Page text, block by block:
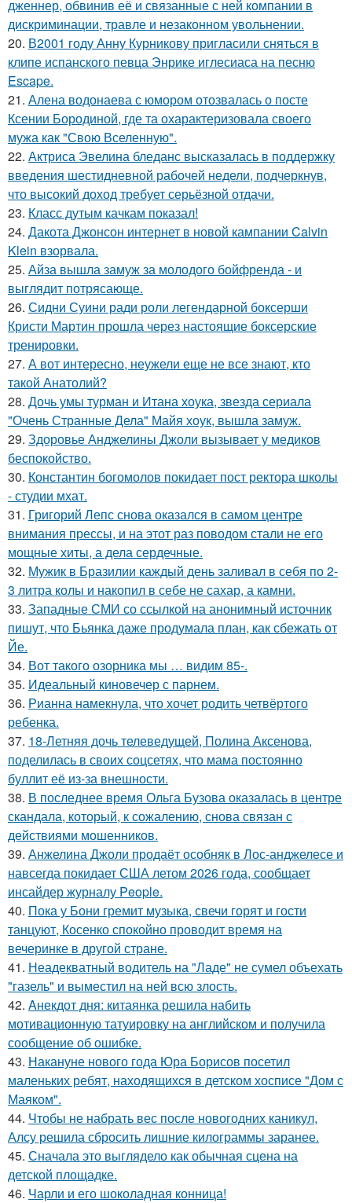
дженнер, обвинив её и связанные с ней компании в
дискриминации, травле и незаконном увольнении.
20. В2001 году Анну Курникову пригласили сняться в
клипе испанского певца Энрике иглесиаса на песню
Escape.
21. Алена водонаева с юмором отозвалась о посте
Ксении Бородиной, где та охарактеризовала своего
мужа как "Свою Вселенную".
22. Актриса Эвелина бледанс высказалась в поддержку
введения шестидневной рабочей недели, подчеркнув,
что высокий доход требует серьёзной отдачи.
23. Класс дутым качкам показал!
24. Дакота Джонсон интернет в новой кампании Calvin
Klein взорвала.
25. Айза вышла замуж за молодого бойфренда - и
выглядит потрясающе.
26. Сидни Суини ради роли легендарной боксерши
Кристи Мартин прошла через настоящие боксерские
тренировки.
27. А вот интересно, неужели еще не все знают, кто
такой Анатолий?
28. Дочь умы турман и Итана хоука, звезда сериала
"Очень Странные Дела" Майя хоук, вышла замуж.
29. Здоровье Анджелины Джоли вызывает у медиков
беспокойство.
30. Константин богомолов покидает пост ректора школы
- студии мхат.
31. Григорий Лепс снова оказался в самом центре
внимания прессы, и на этот раз поводом стали не его
мощные хиты, а дела сердечные.
32. Мужик в Бразилии каждый день заливал в себя по 2-
3 литра колы и накопил в себе не сахар, а камни.
33. Западные СМИ со ссылкой на анонимный источник
пишут, что Бьянка даже продумала план, как сбежать от
Йе.
34. Вот такого озорника мы … видим 85-.
35. Идеальный киновечер с парнем.
36. Рианна намекнула, что хочет родить четвёртого
ребенка.
37. 18-Летняя дочь телеведущей, Полина Аксенова,
поделилась в своих соцсетях, что мама постоянно
буллит её из-за внешности.
38. В последнее время Ольга Бузова оказалась в центре
скандала, который, к сожалению, снова связан с
действиями мошенников.
39. Анжелина Джоли продаёт особняк в Лос-анджелесе и
навсегда покидает США летом 2026 года, сообщает
инсайдер журналу People.
40. Пока у Бони гремит музыка, свечи горят и гости
танцуют, Косенко спокойно проводит время на
вечеринке в другой стране.
41. Неадекватный водитель на "Ладе" не сумел объехать
"газель" и выместил на ней всю злость.
42. Aнекдот дня: китаянка решила набить
мотивационную татуировку на английском и получила
сообщение об ошибке.
43. Накануне нового года Юра Борисов посетил
маленьких ребят, находящихся в детском хосписе "Дом с
Маяком".
44. Чтобы не набрать вес после новогодних каникул,
Алсу решила сбросить лишние килограммы заранее.
45. Сначала это выглядело как обычная сцена на
детской площадке.
46. Чарли и его шоколадная конница!